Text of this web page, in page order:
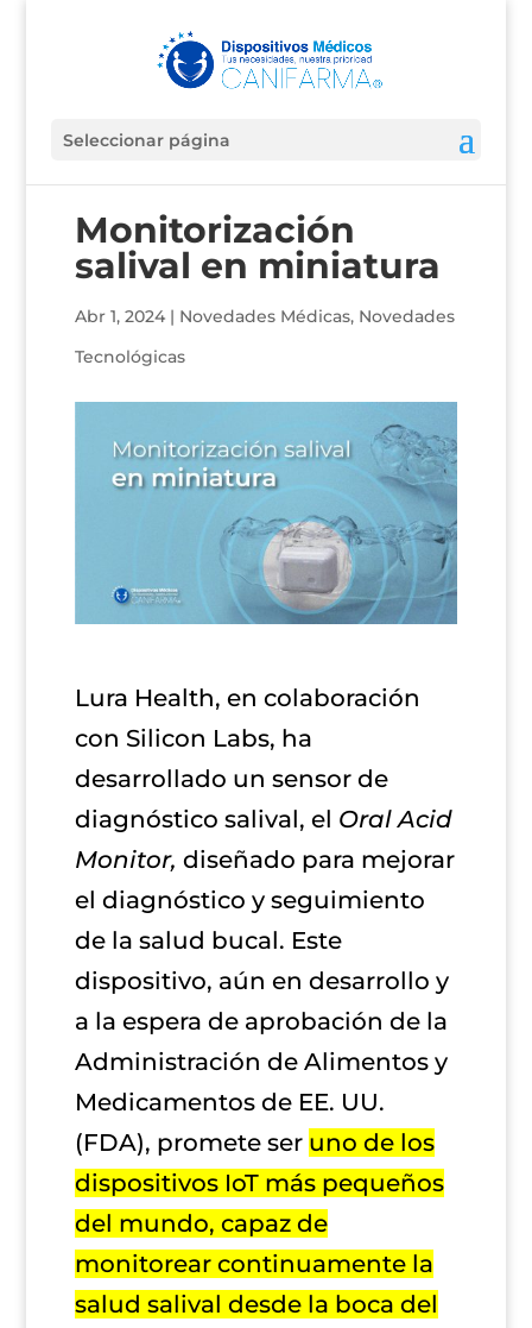
Seleccionar página
Monitorización
salival en miniatura
Abr 1, 2024| Novedades Médicas, Novedades
Tecnológicas
Lura Health, en colaboración
con Silicon Labs, ha
desarrollado un sensor de
diagnóstico salival, el Oral Acid
Monitor, diseñado para mejorar
el diagnóstico y seguimiento
de la salud bucal. Este
dispositivo, aún en desarrollo y
a la espera de aprobación de la
Administración de Alimentos y
Medicamentos de EE. UU.
(FDA), promete ser uno de los
dispositivos IoT más pequeños
del mundo, capaz de
monitorear continuamente la
salud salival desde la boca del